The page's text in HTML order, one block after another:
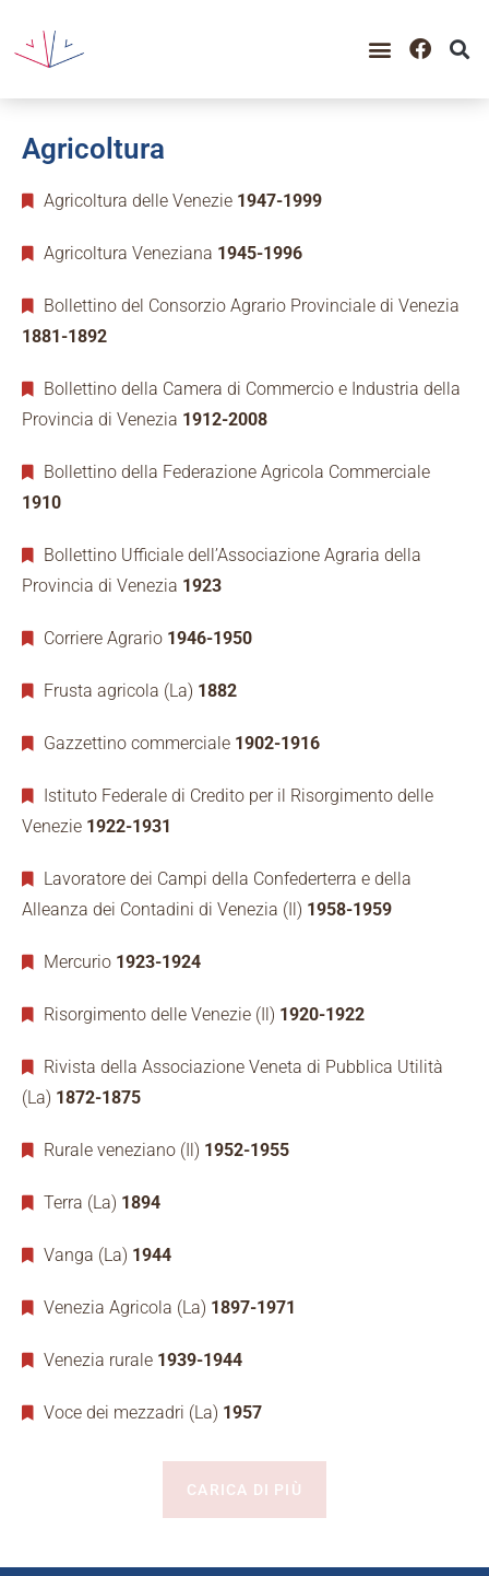
Agricoltura
Agricoltura delle Venezie 1947-1999
Agricoltura Veneziana 1945-1996
Bollettino del Consorzio Agrario Provinciale di Venezia
1881-1892
Bollettino della Camera di Commercio e Industria della
Provincia di Venezia 1912-2008
Bollettino della Federazione Agricola Commerciale
1910
Bollettino Ufficiale dell’Associazione Agraria della
Provincia di Venezia 1923
Corriere Agrario 1946-1950
Frusta agricola (La) 1882
Gazzettino commerciale 1902-1916
Istituto Federale di Credito per il Risorgimento delle
Venezie 1922-1931
Lavoratore dei Campi della Confederterra e della
Alleanza dei Contadini di Venezia (Il) 1958-1959
Mercurio 1923-1924
Risorgimento delle Venezie (Il) 1920-1922
Rivista della Associazione Veneta di Pubblica Utilità
(La) 1872-1875
Rurale veneziano (Il) 1952-1955
Terra (La) 1894
Vanga (La) 1944
Venezia Agricola (La) 1897-1971
Venezia rurale 1939-1944
Voce dei mezzadri (La) 1957
CARICA DI PIÙ